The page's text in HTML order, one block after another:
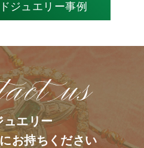
ジュエリー事例
ュエリー
お持ちください